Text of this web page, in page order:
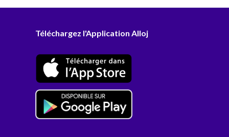
Téléchargez l'Application Alloj